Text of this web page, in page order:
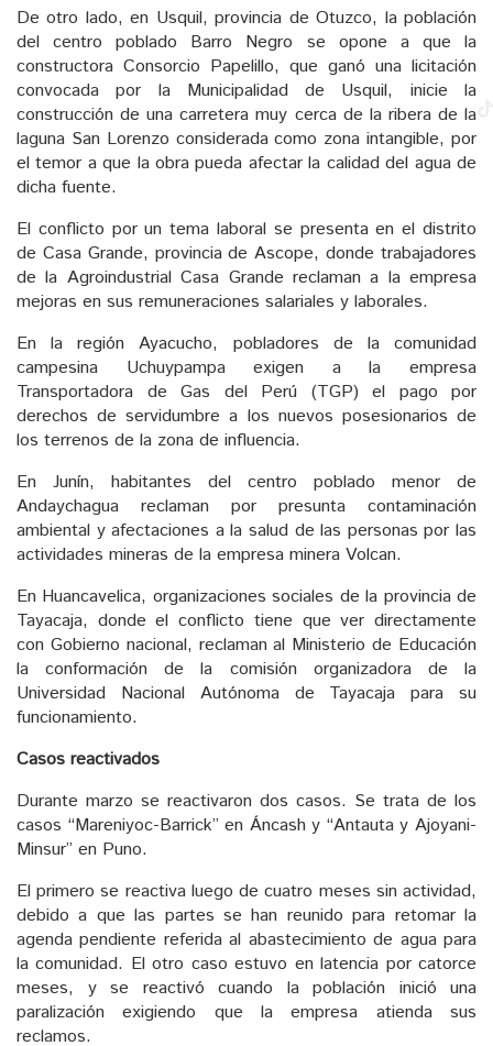
De otro lado, en Usquil, provincia de Otuzco, la población
del centro poblado Barro Negro se opone a que la
constructora Consorcio Papelillo, que ganó una licitación
convocada por la Municipalidad de Usquil, inicie la
construcción de una carretera muy cerca de la ribera de la
laguna San Lorenzo considerada como zona intangible, por
el temor a que la obra pueda afectar la calidad del agua de
dicha fuente.
El conflicto por un tema laboral se presenta en el distrito
de Casa Grande, provincia de Ascope, donde trabajadores
de la Agroindustrial Casa Grande reclaman a la empresa
mejoras en sus remuneraciones salariales y laborales.
En la región Ayacucho, pobladores de la comunidad
campesina Uchuypampa exigen a la empresa
Transportadora de Gas del Perú (TGP) el pago por
derechos de servidumbre a los nuevos posesionarios de
los terrenos de la zona de influencia.
En Junín, habitantes del centro poblado menor de
Andaychagua reclaman por presunta contaminación
ambiental y afectaciones a la salud de las personas por las
actividades mineras de la empresa minera Volcan.
En Huancavelica, organizaciones sociales de la provincia de
Tayacaja, donde el conflicto tiene que ver directamente
con Gobierno nacional, reclaman al Ministerio de Educación
la conformación de la comisión organizadora de la
Universidad Nacional Autónoma de Tayacaja para su
funcionamiento.
Casos reactivados
Durante marzo se reactivaron dos casos. Se trata de los
casos “Mareniyoc-Barrick” en Áncash y “Antauta y Ajoyani-
Minsur” en Puno.
El primero se reactiva luego de cuatro meses sin actividad,
debido a que las partes se han reunido para retomar la
agenda pendiente referida al abastecimiento de agua para
la comunidad. El otro caso estuvo en latencia por catorce
meses, y se reactivó cuando la población inició una
paralización exigiendo que la empresa atienda sus
reclamos.